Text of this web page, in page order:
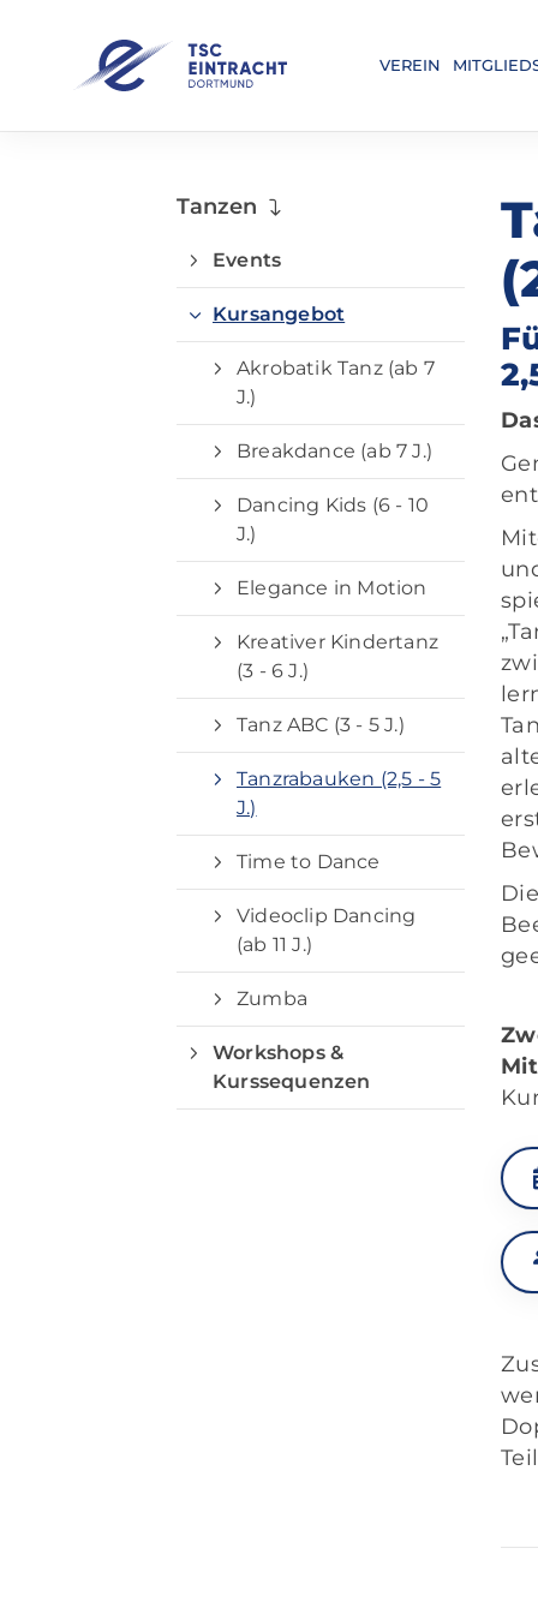
VEREIN
Tanzen
Events
Kursangebot
Akrobatik Tanz (ab 7
J.)
Breakdance (ab 7 J.)
Dancing Kids (6 - 10
J.)
Elegance in Motion
Kreativer Kindertanz
(3 - 6 J.)
Tanz ABC (3 - 5 J.)
Tanzrabauken (2,5 - 5
J.)
Time to Dance
Videoclip Dancing
(ab 11 J.)
Zumba
Workshops &
Kurssequenzen